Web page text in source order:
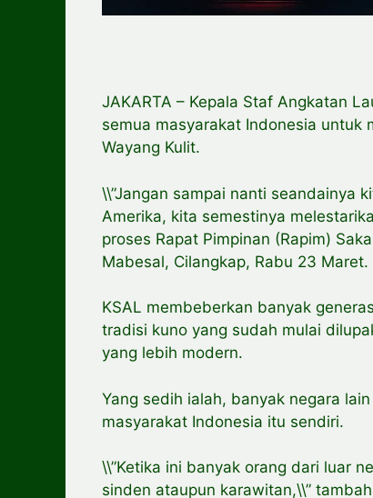
JAKARTA – Kepala Staf Angkatan
semua masyarakat Indonesia
Wayang Kulit.
\\”Jangan sampai nanti seandainya
Amerika, kita semestinya
proses Rapat Pimpinan (Rapim)
Mabesal, Cilangkap, Rabu 23 Maret.
KSAL membeberkan banyak
tradisi kuno yang sudah mulai
yang lebih modern.
Yang sedih ialah, banyak negara
masyarakat Indonesia itu sendiri.
\\”Ketika ini banyak orang dari luar
sinden ataupun karawitan,\\”